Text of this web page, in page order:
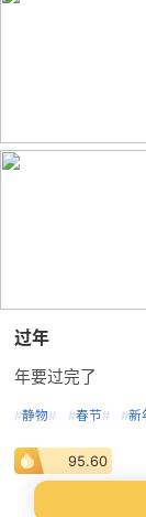
过年
年要过完了
#静物# #春节# #新
95.60